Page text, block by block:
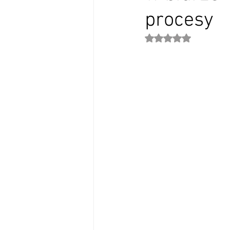
procesy
Oceniono na NaN z 5